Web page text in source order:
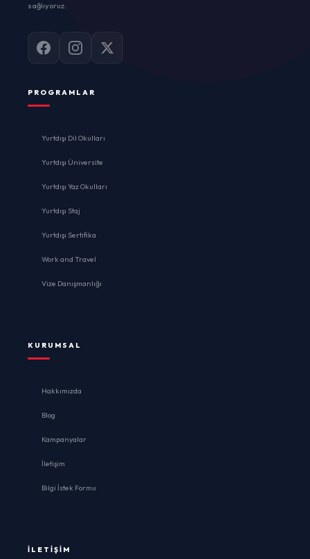
sağlıyoruz.
PROGRAMLAR
Yurtdışı Dil Okulları
Yurtdışı Üniversite
Yurtdışı Yaz Okulları
Yurtdışı Staj
Yurtdışı Sertifika
Work and Travel
Vize Danışmanlığı
KURUMSAL
Hakkımızda
Blog
Kampanyalar
İletişim
Bilgi İstek Formu
İLETIŞIM